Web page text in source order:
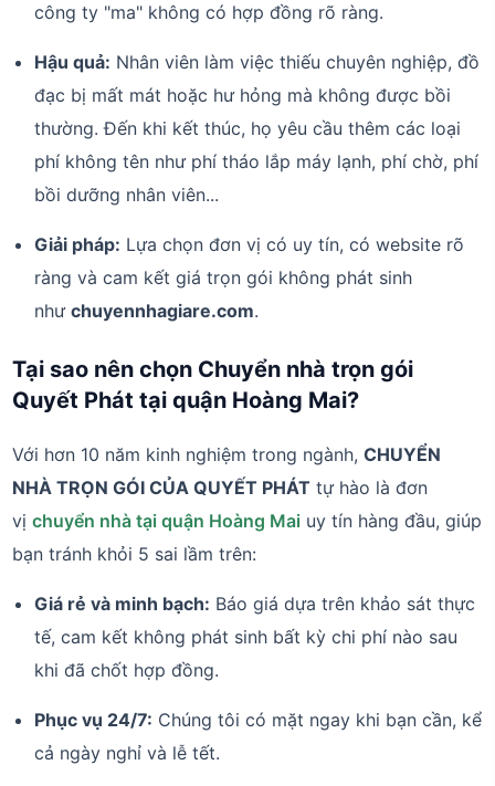
công ty "ma" không có hợp đồng rõ ràng.
Hậu quả: Nhân viên làm việc thiếu chuyên nghiệp, đồ
đạc bị mất mát hoặc hư hỏng mà không được bồi
thường. Đến khi kết thúc, họ yêu cầu thêm các loại
phí không tên như phí tháo lắp máy lạnh, phí chờ, phí
bồi dưỡng nhân viên...
Giải pháp: Lựa chọn đơn vị có uy tín, có website rõ
ràng và cam kết giá trọn gói không phát sinh
nhưchuyennhagiare.com.
Tại sao nên chọn Chuyển nhà trọn gói
Quyết Phát tại quận Hoàng Mai?
Với hơn 10 năm kinh nghiệm trong ngành,CHUYỂN
NHÀ TRỌN GÓI CỦA QUYẾT PHÁT tự hào là đơn
vịchuyển nhà tại quận Hoàng Mai uy tín hàng đầu, giúp
bạn tránh khỏi 5 sai lầm trên:
Giá rẻ và minh bạch: Báo giá dựa trên khảo sát thực
tế, cam kết không phát sinh bất kỳ chi phí nào sau
khi đã chốt hợp đồng.
Phục vụ 24/7: Chúng tôi có mặt ngay khi bạn cần, kể
cả ngày nghỉ và lễ tết.